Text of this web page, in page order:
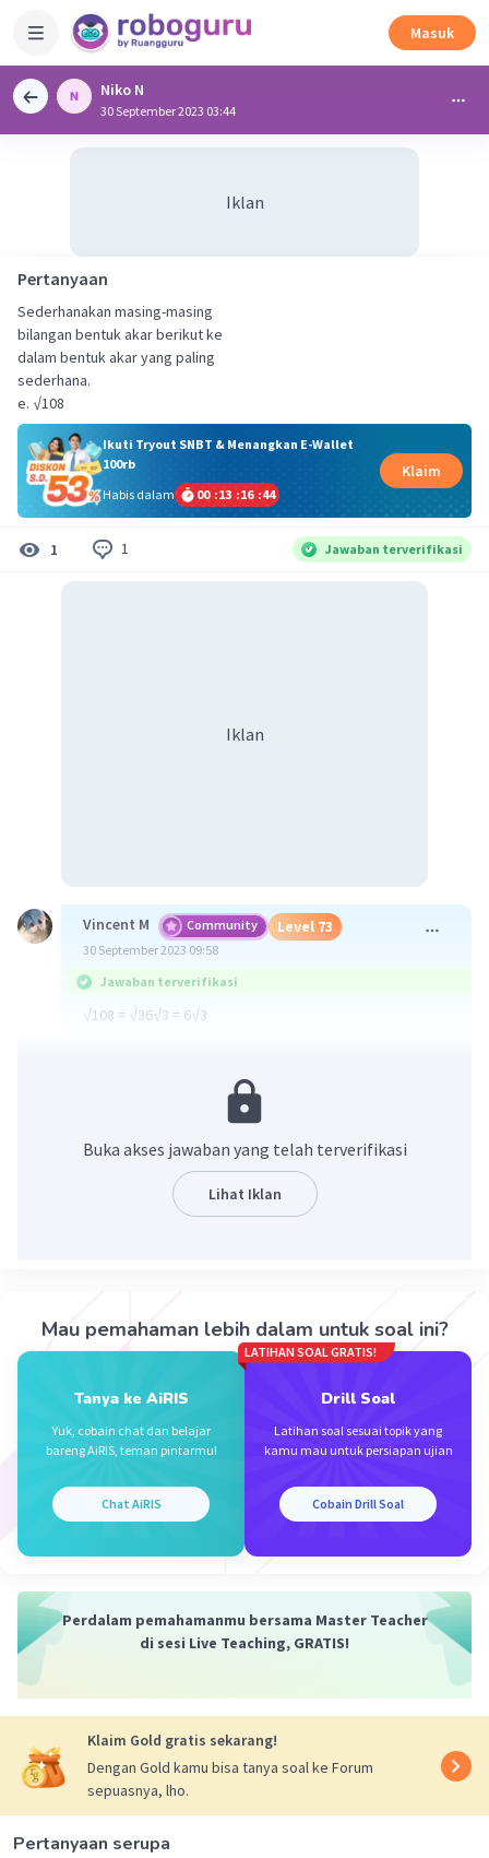
Masuk
Niko N
30 September 2023 03:44
Iklan
Pertanyaan
Sederhanakan masing-masing
bilangan bentuk akar berikut ke
dalam bentuk akar yang paling
sederhana.
e. √108
Ikuti Tryout SNBT & Menangkan E-Wallet
100rb
Habis dalam
00 :13 :16 :44
Klaim
1 1 Jawaban terverifikasi
Iklan
Vincent M Community Level 73
30 September 2023 09:58
Jawaban terverifikasi
√108 = √36√3 = 6√3
Buka akses jawaban yang telah terverifikasi
Lihat Iklan
Mau pemahaman lebih dalam untuk soal ini?
Tanya ke AiRIS
Yuk, cobain chat dan belajar
bareng AiRIS, teman pintarmu!
Chat AiRIS
LATIHAN SOAL GRATIS!
Drill Soal
Latihan soal sesuai topik yang
kamu mau untuk persiapan ujian
Cobain Drill Soal
Perdalam pemahamanmu bersama Master Teacher
di sesi Live Teaching, GRATIS!
Klaim Gold gratis sekarang!
Dengan Gold kamu bisa tanya soal ke Forum
sepuasnya, lho.
Pertanyaan serupa